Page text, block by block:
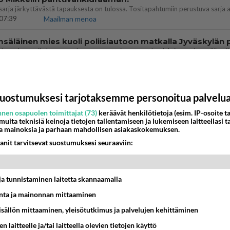
Maailman menoa
Anna jokin tunniste itsestäni tai hänestä.
Ikävä
murhata mopopojan
Maailman menoa
yhtään
edes oo
tarjotaksemme personoitua
osapuolen toimittajat (73) keräävät henkilötietoja (esim. IP-osoite
teknisiä keinoja tietojen tallentamiseen ja lukemiseen laitteellasi
ja parhaan mahdollisen asiakaskokemuksen.
tarvitsevat suostumuksesi seuraaviin:
tunnistaminen laitetta skannaamalla
ja mainonnan mittaaminen
mittaaminen, yleisötutkimus ja palvelujen kehittäminen
laitteelle ja/tai laitteella olevien tietojen käyttö